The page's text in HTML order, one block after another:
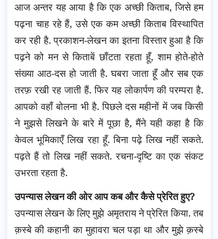
आज अन्तर यह आया है कि एक अच्छी किताब, जिसे हम
पढ़ना चाह रहे हैं, उसे एक कम अच्छी किताब विस्थापित
कर रही है. प्रकाशन-लेखन का इतना विस्तार हुआ है कि
पढ़ने को मन से किताबें छाँटता रहता हूँ, शाम होते-होते
संख्या आठ-दस हो जाती है. घबरा जाता हूँ और सब एक
तरफ़ रखी रह जाती हैं. फिर यह लोकार्पण की परम्परा है.
आपको वहाँ बोलना भी है. पिछले दस महीनों में जब किसी
ने मुझसे लिखने के बारे में पूछा है, मैंने यही कहा है कि
केवल भूमिकाएँ लिख रहा हूँ. बिना पढ़े लिख नहीं सकते.
पढ़ते हैं तो लिख नहीं सकते. रचना-दृष्टि का एक संकट
उभरता रहता है.
उपन्यास लेखन की ओर आप कब और कैसे प्रेरित हुए?
उपन्यास लेखन के लिए मुझे अमृतराय ने प्रेरित किया. तब
क़स्बे की कहानी का मुहावरा चल पड़ा था और मुझे क़स्बे